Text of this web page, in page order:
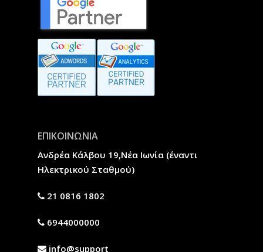
ΕΠΙΚΟΙΝΩΝΙΑ
Ανδρέα Κάλβου 19,Νέα Ιωνία (έναντι
Ηλεκτρικού Σταθμού)
21 0816 1802
6944000000
info@support